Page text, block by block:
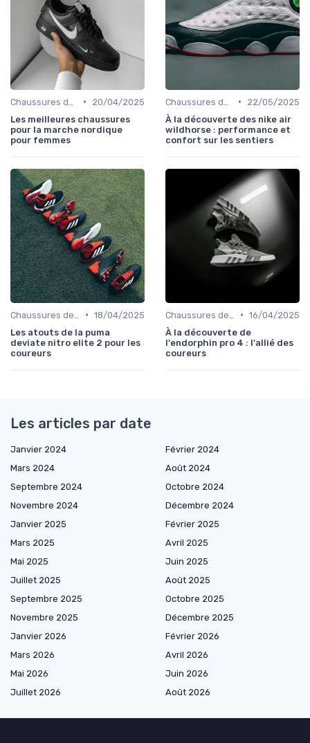
•
20/04/2025
Les meilleures chaussures
pour la marche nordique
pour femmes
•
22/05/2025
À la découverte des nike air
wildhorse : performance et
confort sur les sentiers
• 18/04/2025
Les atouts de la puma
deviate nitro elite 2 pour les
coureurs
• 16/04/2025
À la découverte de
l'endorphin pro 4 : l'allié des
coureurs
Les articles par date
Janvier 2024
Février 2024
Mars 2024
Août 2024
Septembre 2024
Octobre 2024
Novembre 2024
Décembre 2024
Janvier 2025
Février 2025
Mars 2025
Avril 2025
Mai 2025
Juin 2025
Juillet 2025
Août 2025
Septembre 2025
Octobre 2025
Novembre 2025
Décembre 2025
Janvier 2026
Février 2026
Mars 2026
Avril 2026
Mai 2026
Juin 2026
Juillet 2026
Août 2026